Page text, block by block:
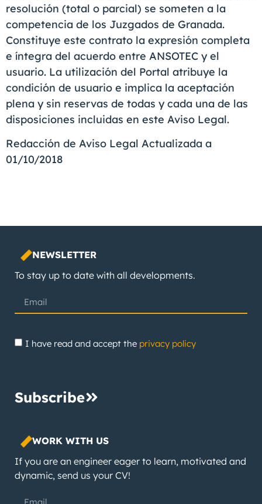
resolución (total o parcial) se someten a la
competencia de los Juzgados de Granada.
Constituye este contrato la expresión completa
e íntegra del acuerdo entre ANSOTEC y el
usuario. La utilización del Portal atribuye la
condición de usuario e implica la aceptación
plena y sin reservas de todas y cada una de las
disposiciones incluidas en este Aviso Legal.
Redacción de Aviso Legal Actualizada a
01/10/2018
NEWSLETTER
To stay up to date with all developments.
I have read and accept the privacy policy
Subscribe
WORK WITH US
If you are an engineer eager to learn, motivated and
dynamic, send us your CV!